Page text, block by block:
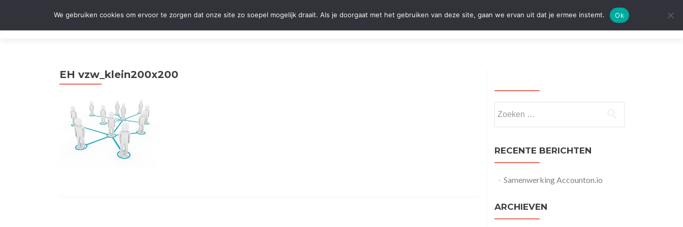
Boekhoudkantoor Hermans Els
de
inhoud
Home Over Els Hermans Startersadvies Diensten Nieuws Contact Mijn Bedrijf
EH vzw_klein200x200
naar:
RECENTE BERICHTEN
Samenwerking Accounton.io
ARCHIEVEN
We gebruiken cookies om ervoor te zorgen dat onze site zo soepel mogelijk draait. Als je doorgaat met het gebruiken van deze site, gaan we ervan uit dat je ermee instemt. Ok